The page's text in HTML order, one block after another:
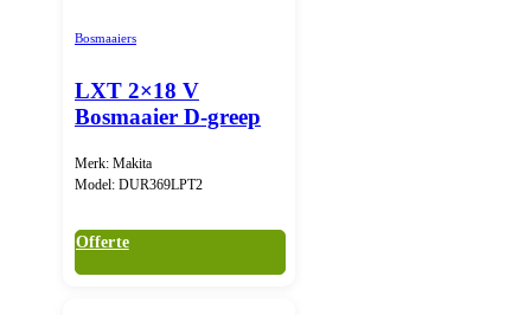
Bosmaaiers
LXT 2×18 V
Bosmaaier D-greep
Merk: Makita
Model: DUR369LPT2
Offerte